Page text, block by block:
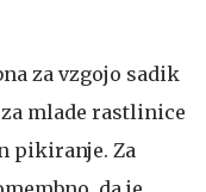
za vzgojo sadik
mlade rastlinice
pikiranje. Za